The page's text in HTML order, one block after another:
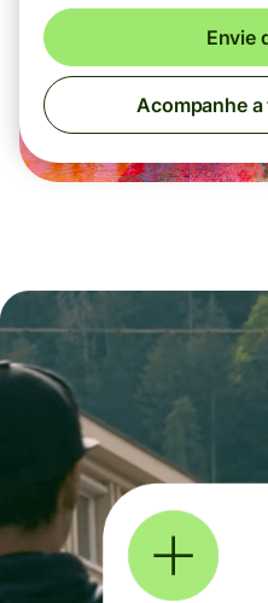
Envie
Acompanhe a